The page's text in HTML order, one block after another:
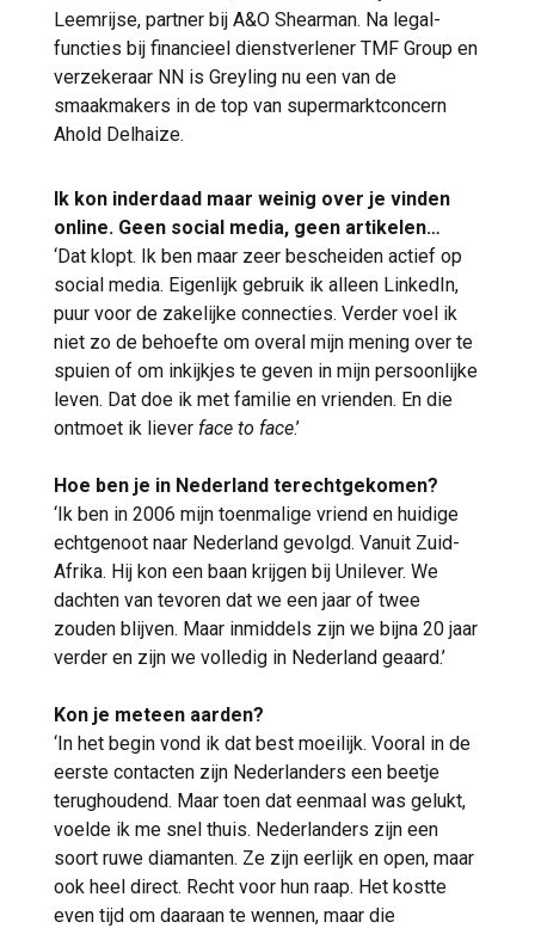
Leemrijse, partner bij A&O Shearman. Na legal-
functies bij financieel dienstverlener TMF Group en
verzekeraar NN is Greyling nu een van de
smaakmakers in de top van supermarktconcern
Ahold Delhaize.
Ik kon inderdaad maar weinig over je vinden
online. Geen social media, geen artikelen…
‘Dat klopt. Ik ben maar zeer bescheiden actief op
social media. Eigenlijk gebruik ik alleen LinkedIn,
puur voor de zakelijke connecties. Verder voel ik
niet zo de behoefte om overal mijn mening over te
spuien of om inkijkjes te geven in mijn persoonlijke
leven. Dat doe ik met familie en vrienden. En die
ontmoet ik liever face to face.’
Hoe ben je in Nederland terechtgekomen?
‘Ik ben in 2006 mijn toenmalige vriend en huidige
echtgenoot naar Nederland gevolgd. Vanuit Zuid-
Afrika. Hij kon een baan krijgen bij Unilever. We
dachten van tevoren dat we een jaar of twee
zouden blijven. Maar inmiddels zijn we bijna 20 jaar
verder en zijn we volledig in Nederland geaard.’
Kon je meteen aarden?
‘In het begin vond ik dat best moeilijk. Vooral in de
eerste contacten zijn Nederlanders een beetje
terughoudend. Maar toen dat eenmaal was gelukt,
voelde ik me snel thuis. Nederlanders zijn een
soort ruwe diamanten. Ze zijn eerlijk en open, maar
ook heel direct. Recht voor hun raap. Het kostte
even tijd om daaraan te wennen, maar die